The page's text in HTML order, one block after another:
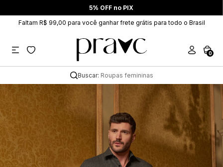
5% OFF no PIX
Faltam R$ 99,00 para você ganhar frete grátis para todo o Brasil
0
Buscar: Roupas femininas